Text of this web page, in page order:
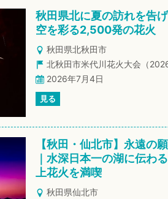
秋田県北に夏の訪れを告
空を彩る2,500発の花火
秋田県北秋田市
北秋田市米代川花火大会（2026
2026年7月4日
見る
【秋田・仙北市】永遠の
｜水深日本一の湖に伝わ
上花火を満喫
秋田県仙北市